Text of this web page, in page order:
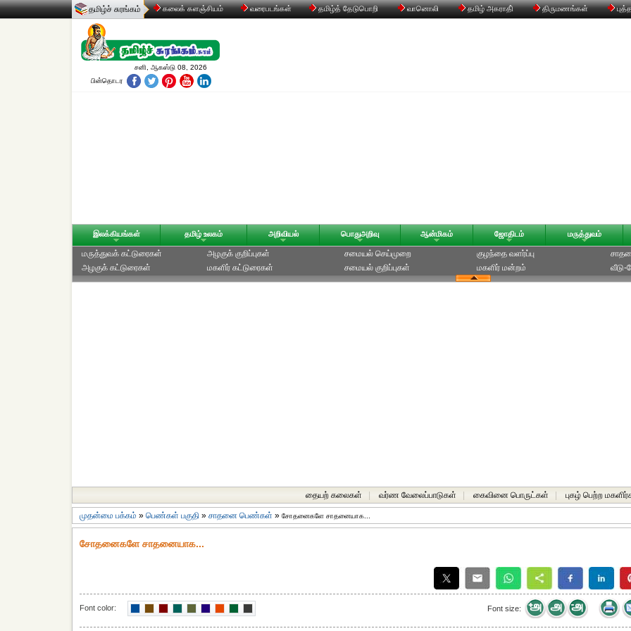
தமிழ்ச் சுரங்கம் கலைக் களஞ்சியம் வரைபடங்கள் தமிழ்த் தேடுபொறி வானொலி தமிழ் அகராதி் திருமணங்கள்
சனி, ஆகஸ்டு 08, 2026
பின்தொடர
இலக்கியங்கள் தமிழ் உலகம் அறிவியல் பொதுஅறிவு ஆன்மிகம் ஜோதிடம் மருத்துவம்
மருத்துவக் கட்டுரைகள்
அழகுக் கட்டுரைகள்
அழகுக் குறிப்புகள்
மகளிர் கட்டுரைகள்
சமையல் செய்முறை
சமையல் குறிப்புகள்
குழந்தை வளர்ப்பு
மகளிர் மன்றம்
வீடு-
தையற் கலைகள் வர்ண வேலைப்பாடுகள் கைவினை பொருட்கள் புகழ் பெற்ற
முதன்மை பக்கம் » பெண்கள் பகுதி » சாதனை பெண்கள் » சோதனைகளே சாதனையாக...
சோதனைகளே சாதனையாக...
Font color: Font size: